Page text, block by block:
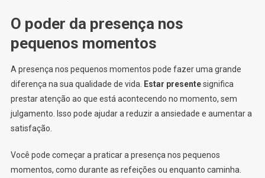
O poder da presença nos
pequenos momentos
A presença nos pequenos momentos pode fazer uma grande
diferença na sua qualidade de vida.
Estar presentesignifica
prestar atenção ao que está acontecendo no momento, sem
julgamento. Isso pode ajudar a reduzir a ansiedade e aumentar a
satisfação.
Você pode começar a praticar a presença nos pequenos
momentos, como durante as refeições ou enquanto caminha.